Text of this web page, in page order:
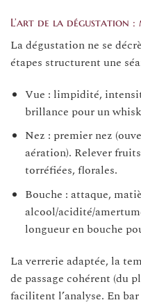
L’art de la dégustation :
La dégustation ne se
étapes structurent une
Vue : limpidité,
brillance pour un
Nez : premier nez
aération). Relever
torréfiées, florales.
Bouche : attaque,
alcool/acidité/
longueur en bouche
La verrerie adaptée, la
de passage cohérent (du
facilitent l’analyse. En